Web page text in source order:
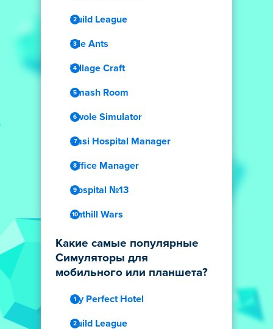
Build League
Idle Ants
Village Craft
Smash Room
Swole Simulator
Dasi Hospital Manager
Office Manager
Hospital №13
Anthill Wars
Какие самые популярные
Симуляторы для
мобильного или планшета?
My Perfect Hotel
Build League